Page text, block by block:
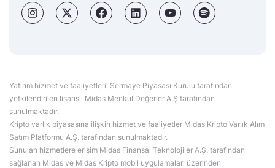
Yatırım hizmet ve faaliyetleri, Sermaye Piyasası Kurulu tarafından
yetkilendirilen lisanslı Midas Menkul Değerler A.Ş tarafından
sunulmaktadır.
Kripto varlık piyasasına ilişkin hizmet ve faaliyetler Midas Kripto Varlık Alım
Satım Platformu A.Ş. tarafından sunulmaktadır.
Sunulan hizmetlere erişim Midas Finansal Teknolojiler A.Ş. tarafından
sağlanan Midas ve Midas Kripto mobil uygulamaları üzerinden